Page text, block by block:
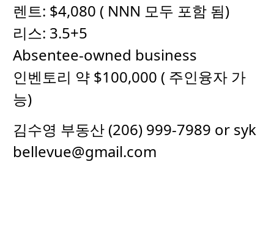
렌트: $4,080 ( NNN 모두 포함 됨)
리스: 3.5+5
Absentee-owned business
인벤토리 약 $100,000 ( 주인융자 가
능)
김수영 부동산 (206) 999-7989 or syk
bellevue@gmail.com